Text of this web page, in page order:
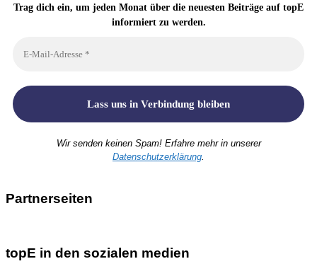
Trag dich ein, um jeden Monat über die neuesten Beiträge auf topE
informiert zu werden.
Wir senden keinen Spam! Erfahre mehr in unserer
Datenschutzerklärung.
Partnerseiten
topE in den sozialen medien